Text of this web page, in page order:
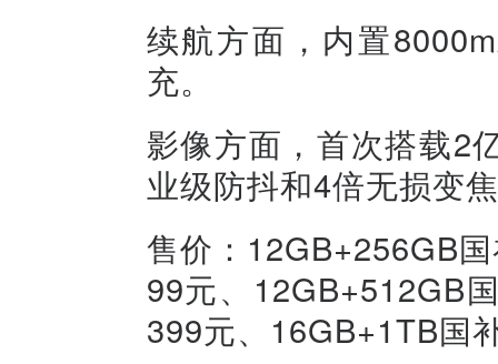
续航方面，内置
充。
影像方面，首次搭载2
业级防抖和4倍无损变
售价：12GB+256GB
99元、12GB+512GB
399元、16GB+1TB国